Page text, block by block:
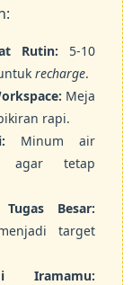
Rutin: 5-10
recharge.
Meja
rapi.
Minum air
agar tetap
Tugas Besar:
target
Iramamu: